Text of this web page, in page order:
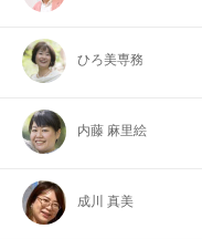
ひろ美専務
内藤 麻里絵
成川 真美